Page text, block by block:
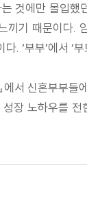
것에만 몰입
기 때문이다
. ‘부부’에서 ‘
서 신혼부부
장 노하우를